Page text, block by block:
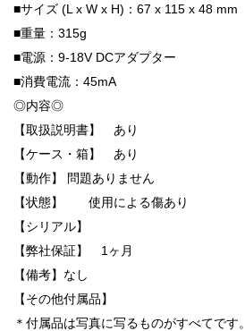
■サイズ (L x W x H)：67 x 115 x 48 mm
■重量：315g
■電源：9-18V DCアダプター
■消費電流：45mA
◎内容◎
【取扱説明書】 あり
【ケース・箱】 あり
【動作】 問題ありません
【状態】 使用による傷あり
【シリアル】
【弊社保証】 1ヶ月
【備考】なし
【その他付属品】
＊付属品は写真に写るものがすべてです。